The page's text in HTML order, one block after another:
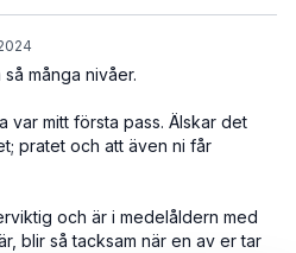
många nivåer.
var mitt första pass. Älskar det
pratet och att även ni får
och är i medelåldern med
blir så tacksam när en av er tar